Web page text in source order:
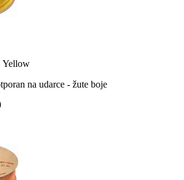
na udarce - žute boje